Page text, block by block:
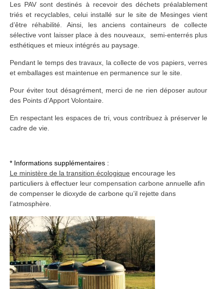
Les PAV sont destinés à recevoir des déchets préalablement
triés et recyclables, celui installé sur le site de Mesinges vient
d’être réhabilité. Ainsi, les anciens containeurs de collecte
sélective vont laisser place à des nouveaux, semi-enterrés plus
esthétiques et mieux intégrés au paysage.
Pendant le temps des travaux, la collecte de vos papiers, verres
et emballages est maintenue en permanence sur le site.
Pour éviter tout désagrément, merci de ne rien déposer autour
des Points d’Apport Volontaire.
En respectant les espaces de tri, vous contribuez à préserver le
cadre de vie.
* Informations supplémentaires :
Le ministère de la transition écologique encourage les
particuliers à effectuer leur compensation carbone annuelle afin
de compenser le dioxyde de carbone qu’il rejette dans
l’atmosphère.